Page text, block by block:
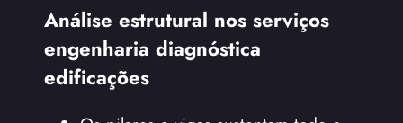
Análise estrutural nos serviços
engenharia diagnóstica
edificações